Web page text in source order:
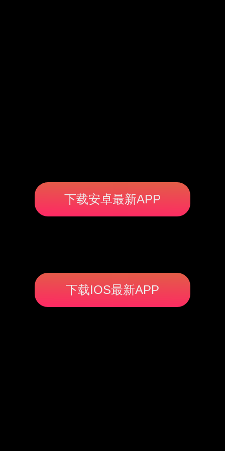
下载安卓最新APP
下载IOS最新APP